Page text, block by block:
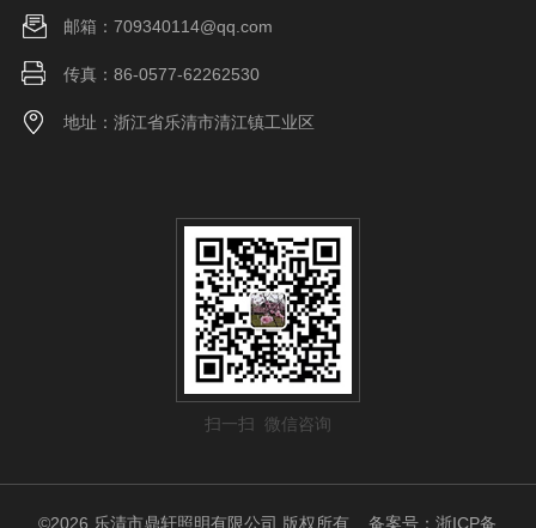
邮箱：709340114@qq.com
传真：86-0577-62262530
地址：浙江省乐清市清江镇工业区
扫一扫 微信咨询
©2026 乐清市鼎轩照明有限公司 版权所有备案号：浙ICP备